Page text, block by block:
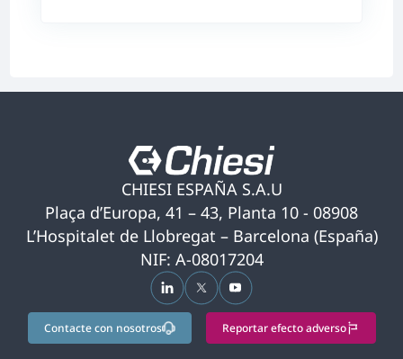
CHIESI ESPAÑA S.A.U
Plaça d’Europa, 41 – 43, Planta 10 - 08908
L’Hospitalet de Llobregat – Barcelona (España)
NIF: A-08017204
se abre en una pestaña nueva
se abre en una pestaña nueva
se abre en una pestaña
Contacte con nosotros Reportar efecto adverso